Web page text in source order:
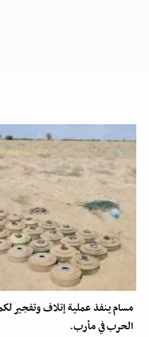
مسام ينفذ عملية إتلاف وتفجير
الحرب في مأرب.